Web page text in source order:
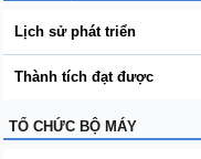
Lịch sử phát triển
Thành tích đạt được
TỔ CHỨC BỘ MÁY